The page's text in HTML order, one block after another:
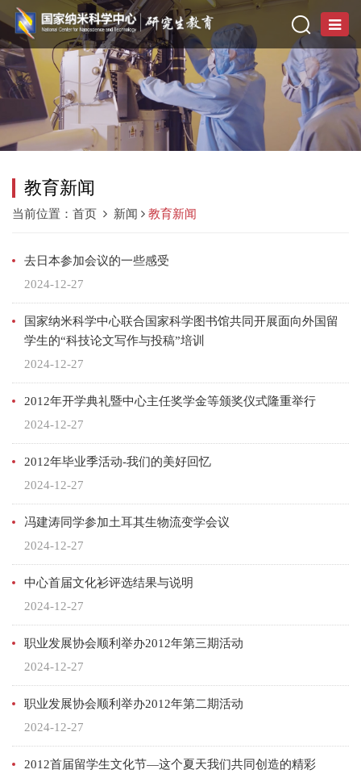
教育新闻
当前位置： 首页 新闻 教育新闻
去日本参加会议的一些感受
2024-12-27
国家纳米科学中心联合国家科学图书馆共同开展面向外国留
学生的“科技论文写作与投稿”培训
2024-12-27
2012年开学典礼暨中心主任奖学金等颁奖仪式隆重举行
2024-12-27
2012年毕业季活动-我们的美好回忆
2024-12-27
冯建涛同学参加土耳其生物流变学会议
2024-12-27
中心首届文化衫评选结果与说明
2024-12-27
职业发展协会顺利举办2012年第三期活动
2024-12-27
职业发展协会顺利举办2012年第二期活动
2024-12-27
2012首届留学生文化节—这个夏天我们共同创造的精彩